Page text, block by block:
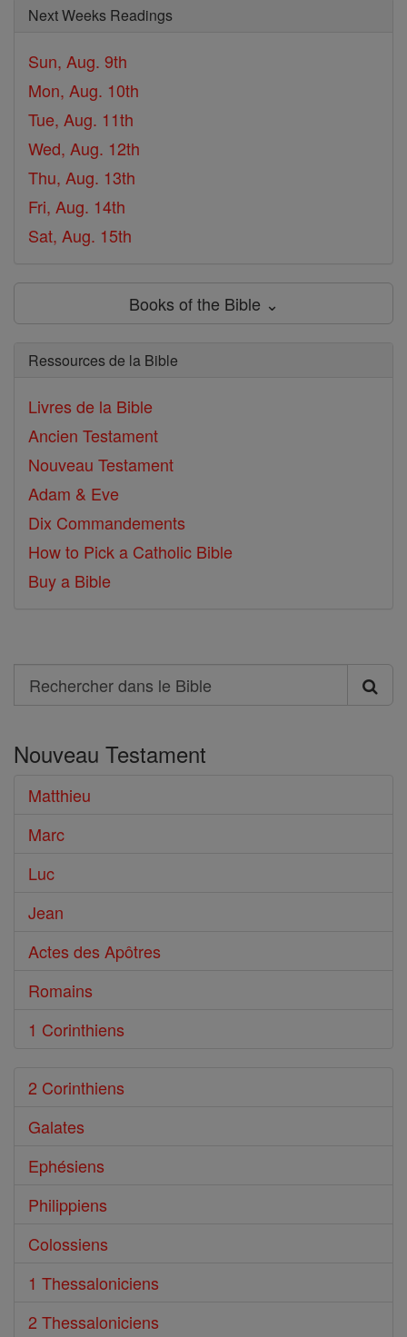
Next Weeks Readings
Sun, Aug. 9th
Mon, Aug. 10th
Tue, Aug. 11th
Wed, Aug. 12th
Thu, Aug. 13th
Fri, Aug. 14th
Sat, Aug. 15th
Books of the Bible ⌄
Ressources de la Bible
Livres de la Bible
Ancien Testament
Nouveau Testament
Adam & Eve
Dix Commandements
How to Pick a Catholic Bible
Buy a Bible
Search
Rechercher
le
Bible
Nouveau Testament
Matthieu
Marc
Luc
Jean
Actes des Apôtres
Romains
1 Corinthiens
2 Corinthiens
Galates
Ephésiens
Philippiens
Colossiens
1 Thessaloniciens
2 Thessaloniciens